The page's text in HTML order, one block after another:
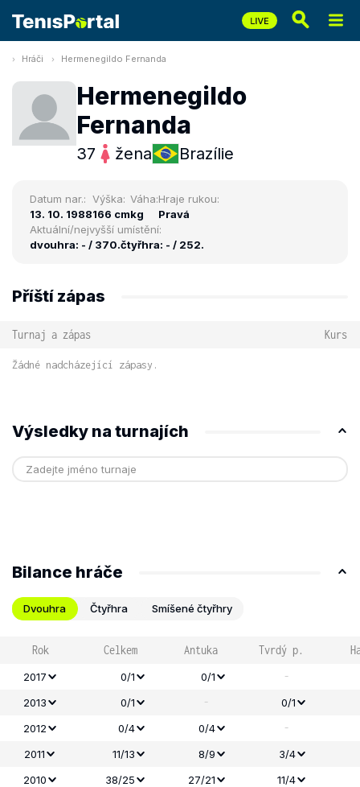
Hráči Hermenegildo Fernanda
Hermenegildo
Fernanda
37 žena Brazílie
Datum nar.:
13. 10. 1988
Výška:
166 cm
Váha:
kg
Hraje rukou:
Pravá
Aktuální/nejvyšší umístění:
dvouhra: - / 370.čtyřhra: - / 252.
Příští zápas
Turnaj a zápas Kurs
Žádné nadcházející zápasy.
Výsledky na turnajích
Bilance hráče
Dvouhra Čtyřhra Smíšené čtyřhry
Rok Celkem Antuka Tvrdý p.
2017 0/1 0/1 -
2013 0/1 -
0/1
2012
0/4 0/4 -
2011 11/13 8/9
3/4
2010
38/25 27/21
11/4